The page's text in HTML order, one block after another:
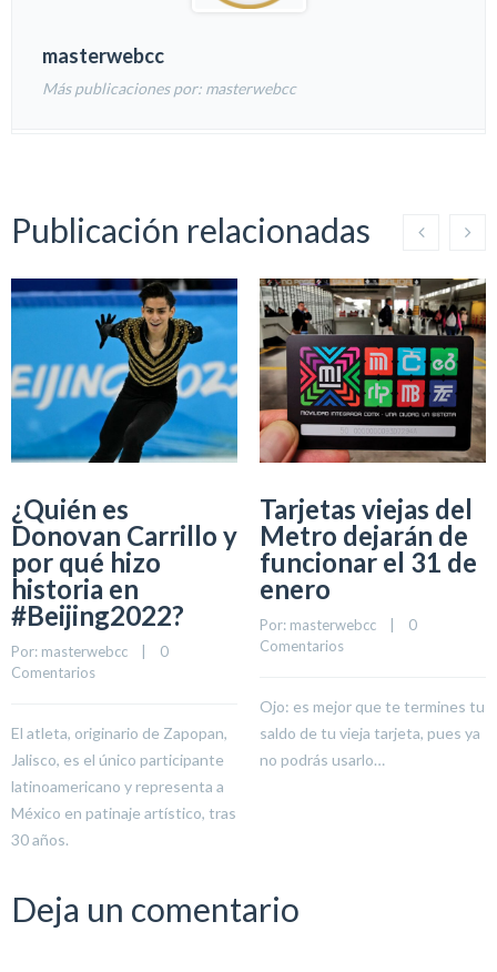
masterwebcc
Más publicaciones por: masterwebcc
Publicación relacionadas
¿Quién es
Donovan Carrillo y
por qué hizo
historia en
#Beijing2022?
Por: masterwebcc
0
Comentarios
El atleta, originario de Zapopan,
Jalisco, es el único participante
latinoamericano y representa a
México en patinaje artístico, tras
30 años.
Tarjetas viejas del
Metro dejarán de
funcionar el 31 de
enero
Por: masterwebcc
0
Comentarios
Ojo: es mejor que te termines tu
saldo de tu vieja tarjeta, pues ya
no podrás usarlo…
Deja un comentario